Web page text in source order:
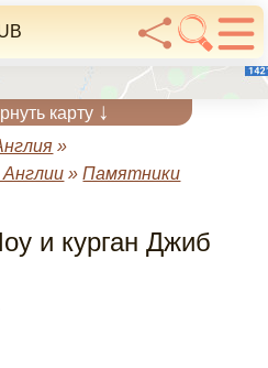
карту ↓
»
»Памятники
и курган Джиб